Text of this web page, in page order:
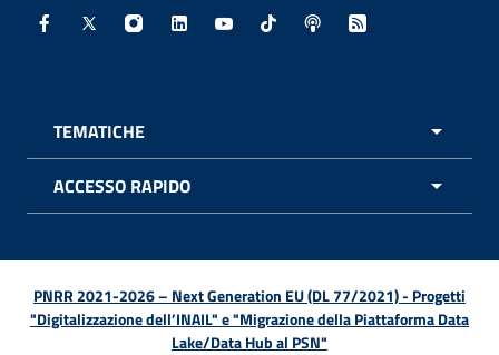
Facebook - Sito esterno - Apertura in nuova finestra
X - Sito esterno - Apertura in nuova finestra
Instagram - Sito esterno - Apertura in
Linkedin - Sito esterno - Apertura in
Youtube - Sito esterno -
TikTok - Sito esterno -
Spreaker - Sito
Feed RSS -
TEMATICHE
ACCESSO RAPIDO
PNRR 2021-2026 – Next Generation EU (DL 77/2021) - Progetti
"Digitalizzazione dell’INAIL" e "Migrazione della Piattaforma Data
Lake/Data Hub al PSN"